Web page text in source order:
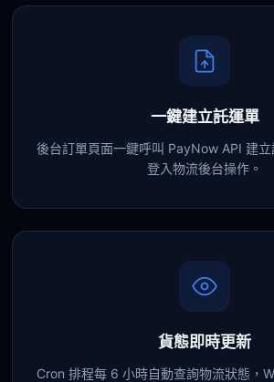
一鍵建立託運單
後台訂單頁面一鍵呼叫 PayNow API 建
登入物流後台操作。
貨態即時更新
Cron 排程每 6 小時自動查詢物流狀態，